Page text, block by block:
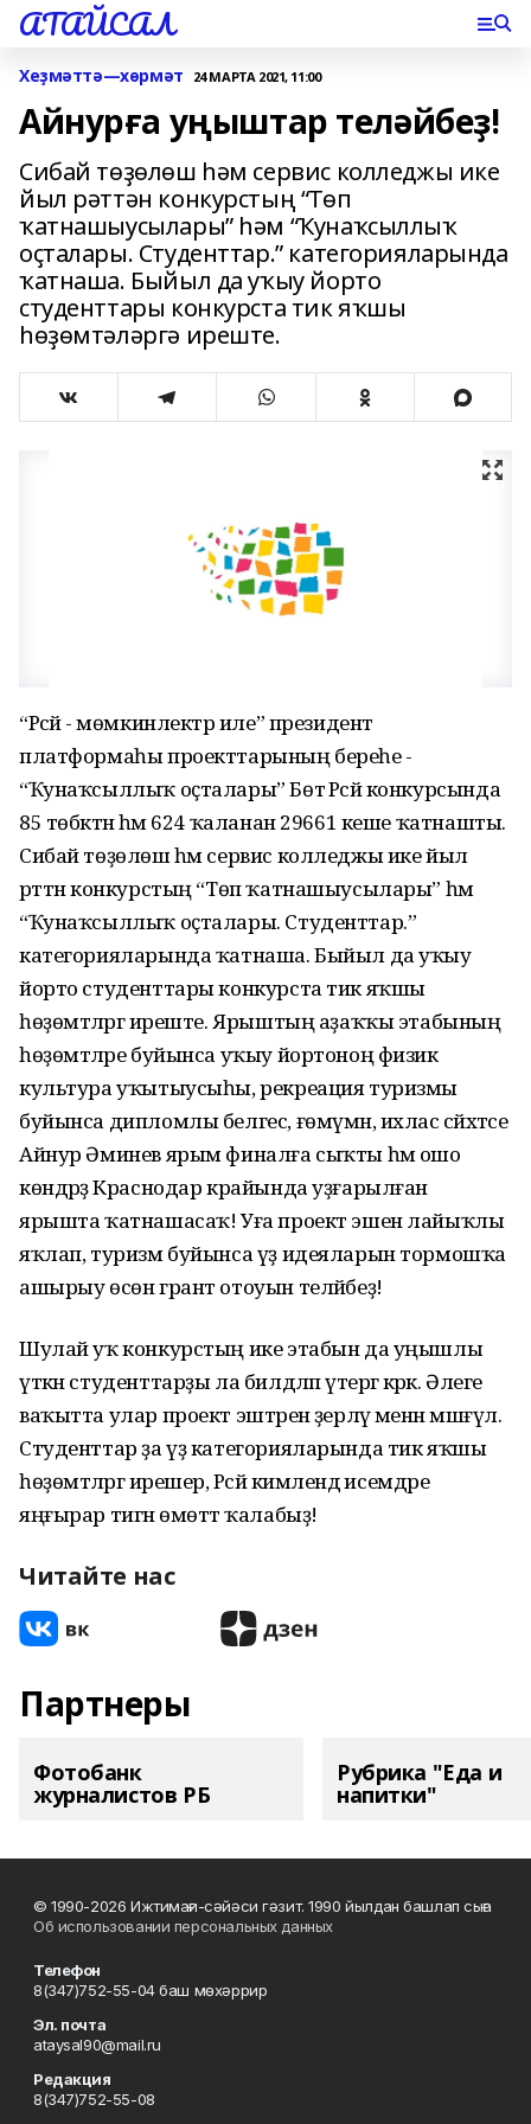
АТАЙСАЛ
Хеҙмәттә—хөрмәт 24 МАРТА 2021, 11:00
Айнурға уңыштар теләйбеҙ!
Сибай төҙөлөш һәм сервис колледжы ике
йыл рәттән конкурстың “Төп
ҡатнашыусылары” һәм “Ҡунаҡсыллыҡ
оҫталары. Студенттар.” категорияларында
ҡатнаша. Быйыл да уҡыу йорто
студенттары конкурста тик яҡшы
һөҙөмтәләргә иреште.
“Рәсәй - мөмкинлектәр иле” президент
платформаһы проекттарының береһе -
“Ҡунаҡсыллыҡ оҫталары” Бөтә Рәсәй конкурсында
85 төбәктән һәм 624 ҡаланан 29661 кеше ҡатнашты.
Сибай төҙөлөш һәм сервис колледжы ике йыл
рәттән конкурстың “Төп ҡатнашыусылары” һәм
“Ҡунаҡсыллыҡ оҫталары. Студенттар.”
категорияларында ҡатнаша. Быйыл да уҡыу
йорто студенттары конкурста тик яҡшы
һөҙөмтәләргә иреште. Ярыштың аҙаҡҡы этабының
һөҙөмтәләре буйынса уҡыу йортоноң физик
культура уҡытыусыһы, рекреация туризмы
буйынса дипломлы белгес, ғөмүмән, ихлас сәйәхәтсе
Айнур Әминев ярым финалға сыҡты һәм ошо
көндәрҙә Краснодар крайында уҙғарылған
ярышта ҡатнашасаҡ! Уға проект эшен лайыҡлы
яҡлап, туризм буйынса үҙ идеяларын тормошҡа
ашырыу өсөн грант отоуын теләйбеҙ!
Шулай уҡ конкурстың ике этабын да уңышлы
үткән студенттарҙы ла билдәләп үтергә кәрәк. Әлеге
ваҡытта улар проект эштәрен әҙерләү менән мәшғүл.
Студенттар ҙа үҙ категорияларында тик яҡшы
һөҙөмтәләргә ирешер, Рәсәй кимәлендә исемдәре
яңғырар тигән өмөттә ҡалабыҙ!
Читайте нас
Партнеры
Фотобанк
журналистов РБ
Рубрика "Еда и
напитки"
© 1990-2026 Ижтимағи-сәйәси гәзит. 1990 йылдан башлап сыға
Об использовании персональных данных
Телефон
8(347)752-55-04 баш мөхәррир
Эл. почта
ataysal90@mail.ru
Редакция
8(347)752-55-08